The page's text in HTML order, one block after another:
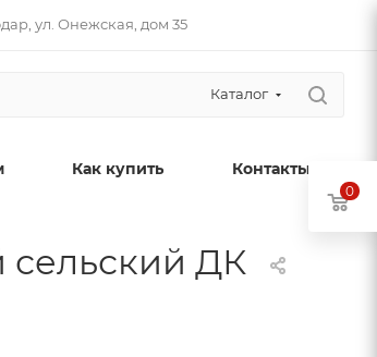
ул. Онежская, дом 35
Каталог
Как купить Контакты
сельский ДК
0